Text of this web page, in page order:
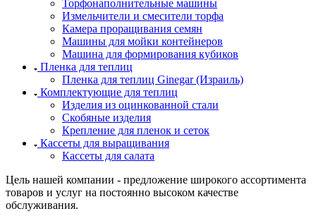
Торфонаполнительные машины
Измельчители и смесители торфа
Камера проращивания семян
Машины для мойки контейнеров
Машина для формирования кубиков
Пленка для теплиц
Пленка для теплиц Ginegar (Израиль)
Комплектующие для теплиц
Изделия из оцинкованной стали
Скобяные изделия
Крепление для пленок и сеток
Кассеты для выращивания
Кассеты для салата
Цель нашей компании - предложение широкого ассортимента
товаров и услуг на постоянно высоком качестве
обслуживания.